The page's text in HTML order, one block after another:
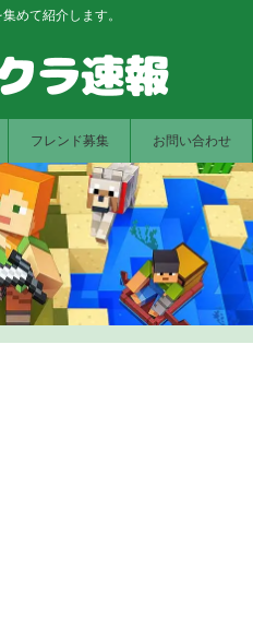
めて紹介します。
フレンド募集 お問い合わせ